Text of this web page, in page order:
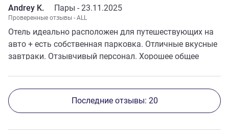
Andrey K. Пары - 23.11.2025
Проверенные отзывы - ALL
Отель идеально расположен для путешествующих на
авто + есть собственная парковка. Отличные вкусные
завтраки. Отзывчивый персонал. Хорошее общее
Последние отзывы: 20